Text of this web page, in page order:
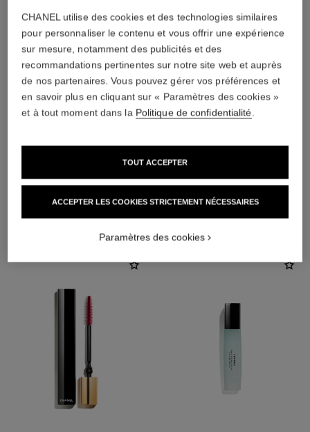
L'ACCORD PARFAIT
CHANEL utilise des cookies et des technologies similaires
pour personnaliser le contenu et vous offrir une expérience
sur mesure, notamment des publicités et des
recommandations pertinentes sur notre site web et auprès
de nos partenaires. Vous pouvez gérer vos préférences et
en savoir plus en cliquant sur « Paramètres des cookies »
et à tout moment dans la Politique de confidentialité.
ACCEPTER LES COOKIES STRICTEMENT NÉCESSAIRES
TOUT ACCEPTER
Paramètres des cookies